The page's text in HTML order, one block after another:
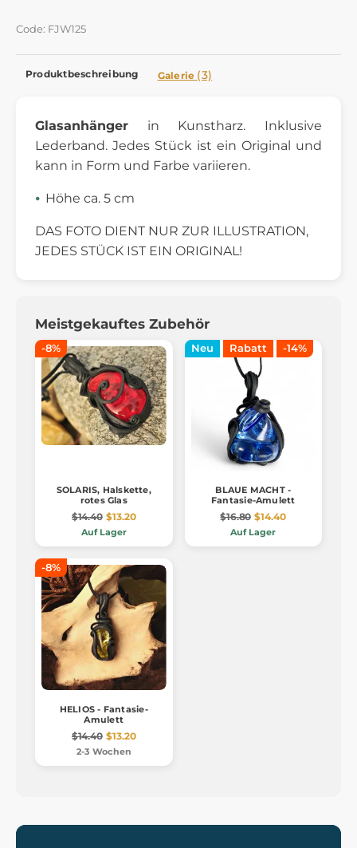
Code: FJW125
Produktbeschreibung Galerie (3)
Glasanhänger in Kunstharz. Inklusive
Lederband. Jedes Stück ist ein Original und
kann in Form und Farbe variieren.
Höhe ca. 5 cm
DAS FOTO DIENT NUR ZUR ILLUSTRATION,
JEDES STÜCK IST EIN ORIGINAL!
Meistgekauftes Zubehör
-8%
SOLARIS, Halskette,
rotes Glas
$14.40 $13.20
Auf Lager
Neu Rabatt -14%
BLAUE MACHT -
Fantasie-Amulett
$16.80 $14.40
Auf Lager
-8%
HELIOS - Fantasie-
Amulett
$14.40 $13.20
2-3 Wochen